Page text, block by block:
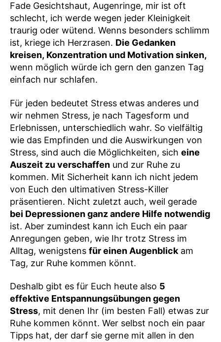
Fade Gesichtshaut, Augenringe, mir ist oft
schlecht, ich werde wegen jeder Kleinigkeit
traurig oder wütend. Wenns besonders schlimm
ist, kriege ich Herzrasen. Die Gedanken
kreisen, Konzentration und Motivation sinken,
wenn möglich würde ich gern den ganzen Tag
einfach nur schlafen.
Für jeden bedeutet Stress etwas anderes und
wir nehmen Stress, je nach Tagesform und
Erlebnissen, unterschiedlich wahr. So vielfältig
wie das Empfinden und die Auswirkungen von
Stress, sind auch die Möglichkeiten, sich eine
Auszeit zu verschaffen und zur Ruhe zu
kommen. Mit Sicherheit kann ich nicht jedem
von Euch den ultimativen Stress-Killer
präsentieren. Nicht zuletzt auch, weil gerade
bei Depressionen ganz andere Hilfe notwendig
ist. Aber zumindest kann ich Euch ein paar
Anregungen geben, wie Ihr trotz Stress im
Alltag, wenigstens für einen Augenblick am
Tag, zur Ruhe kommen könnt.
Deshalb gibt es für Euch heute also 5
effektive Entspannungsübungen gegen
Stress, mit denen Ihr (im besten Fall) etwas zur
Ruhe kommen könnt. Wer selbst noch ein paar
Tipps hat, der darf sie gerne mit allen in den